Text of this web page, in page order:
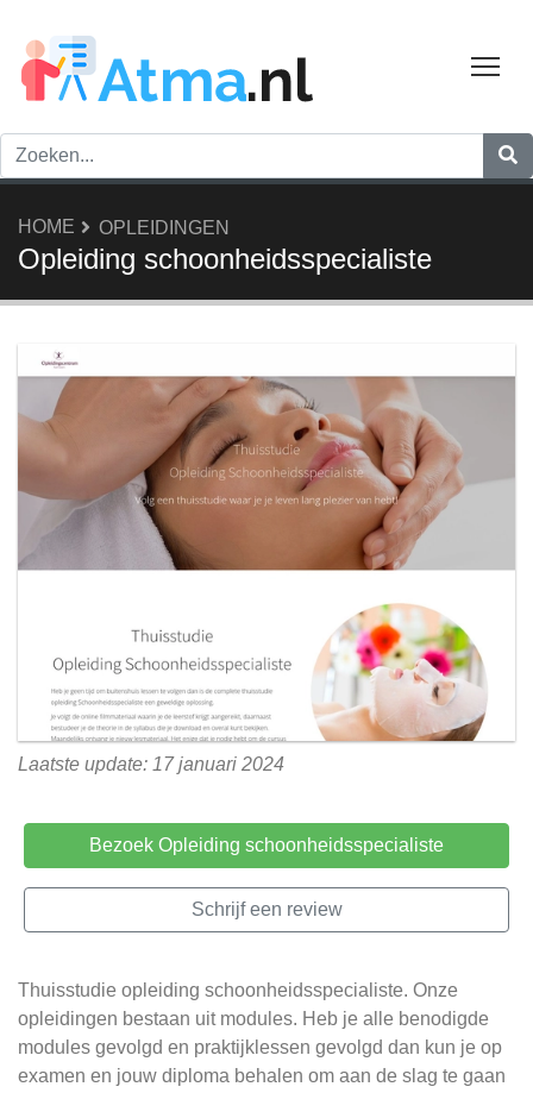
HOME OPLEIDINGEN
Opleiding schoonheidsspecialiste
Laatste update: 17 januari 2024
Bezoek Opleiding schoonheidsspecialiste
Schrijf een review
Thuisstudie opleiding schoonheidsspecialiste. Onze
opleidingen bestaan uit modules. Heb je alle benodigde
modules gevolgd en praktijklessen gevolgd dan kun je op
examen en jouw diploma behalen om aan de slag te gaan